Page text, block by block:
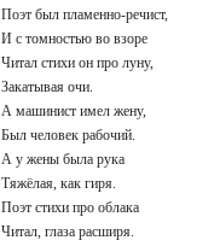
Поэт был пламенно-речист,
И с томностью во взоре
Читал стихи он про луну,
Закатывая очи.
А машинист имел жену,
Был человек рабочий.
А у жены была рука
Тяжёлая, как гиря.
Поэт стихи про облака
Читал, глаза расширя.